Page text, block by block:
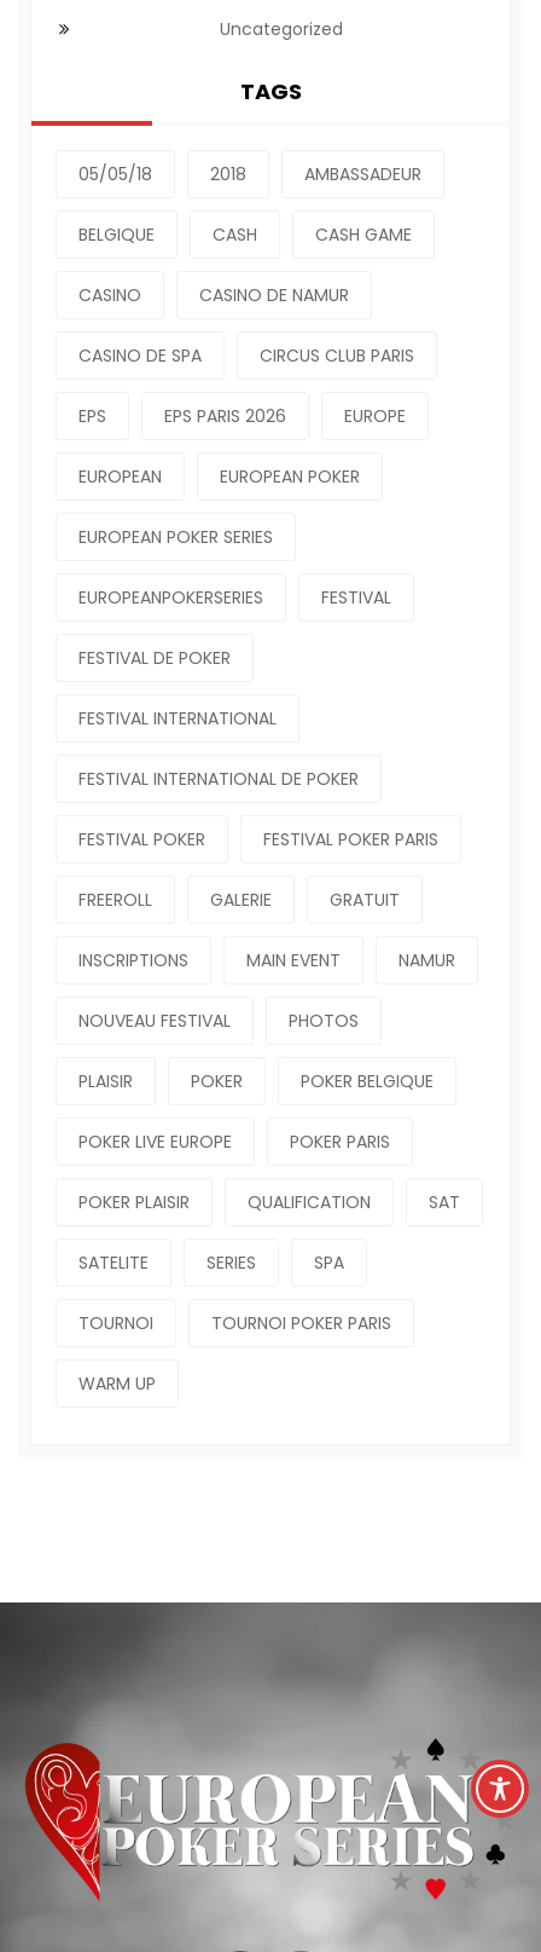
Uncategorized
TAGS
05/05/18 2018 AMBASSADEUR
BELGIQUE CASH CASH GAME
CASINO CASINO DE NAMUR
CASINO DE SPA CIRCUS CLUB PARIS
EPS EPS PARIS 2026 EUROPE
EUROPEAN EUROPEAN POKER
EUROPEAN POKER SERIES
EUROPEANPOKERSERIES FESTIVAL
FESTIVAL DE POKER
FESTIVAL INTERNATIONAL
FESTIVAL INTERNATIONAL DE POKER
FESTIVAL POKER FESTIVAL POKER PARIS
FREEROLL GALERIE GRATUIT
INSCRIPTIONS MAIN EVENT NAMUR
NOUVEAU FESTIVAL PHOTOS
PLAISIR POKER POKER BELGIQUE
POKER LIVE EUROPE POKER PARIS
POKER PLAISIR QUALIFICATION SAT
SATELITE SERIES SPA
TOURNOI TOURNOI POKER PARIS
WARM UP